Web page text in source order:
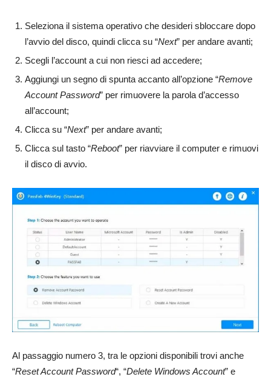
Seleziona il sistema operativo che desideri sbloccare dopo
l’avvio del disco, quindi clicca su “Next” per andare avanti;
Scegli l’account a cui non riesci ad accedere;
Aggiungi un segno di spunta accanto all’opzione “Remove
Account Password” per rimuovere la parola d’accesso
all’account;
Clicca su “Next” per andare avanti;
Clicca sul tasto “Reboot” per riavviare il computer e rimuovi
il disco di avvio.
Al passaggio numero 3, tra le opzioni disponibili trovi anche
“Reset Account Password“, “Delete Windows Account” e